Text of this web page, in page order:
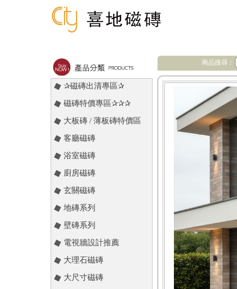
✰磁磚出清專區✰
磁磚特價專區✰✰✰
大板磚 / 薄板磚特價區
客廳磁磚
浴室磁磚
廚房磁磚
玄關磁磚
地磚系列
壁磚系列
電視牆設計推薦
大理石磁磚
大尺寸磁磚
商品搜尋：